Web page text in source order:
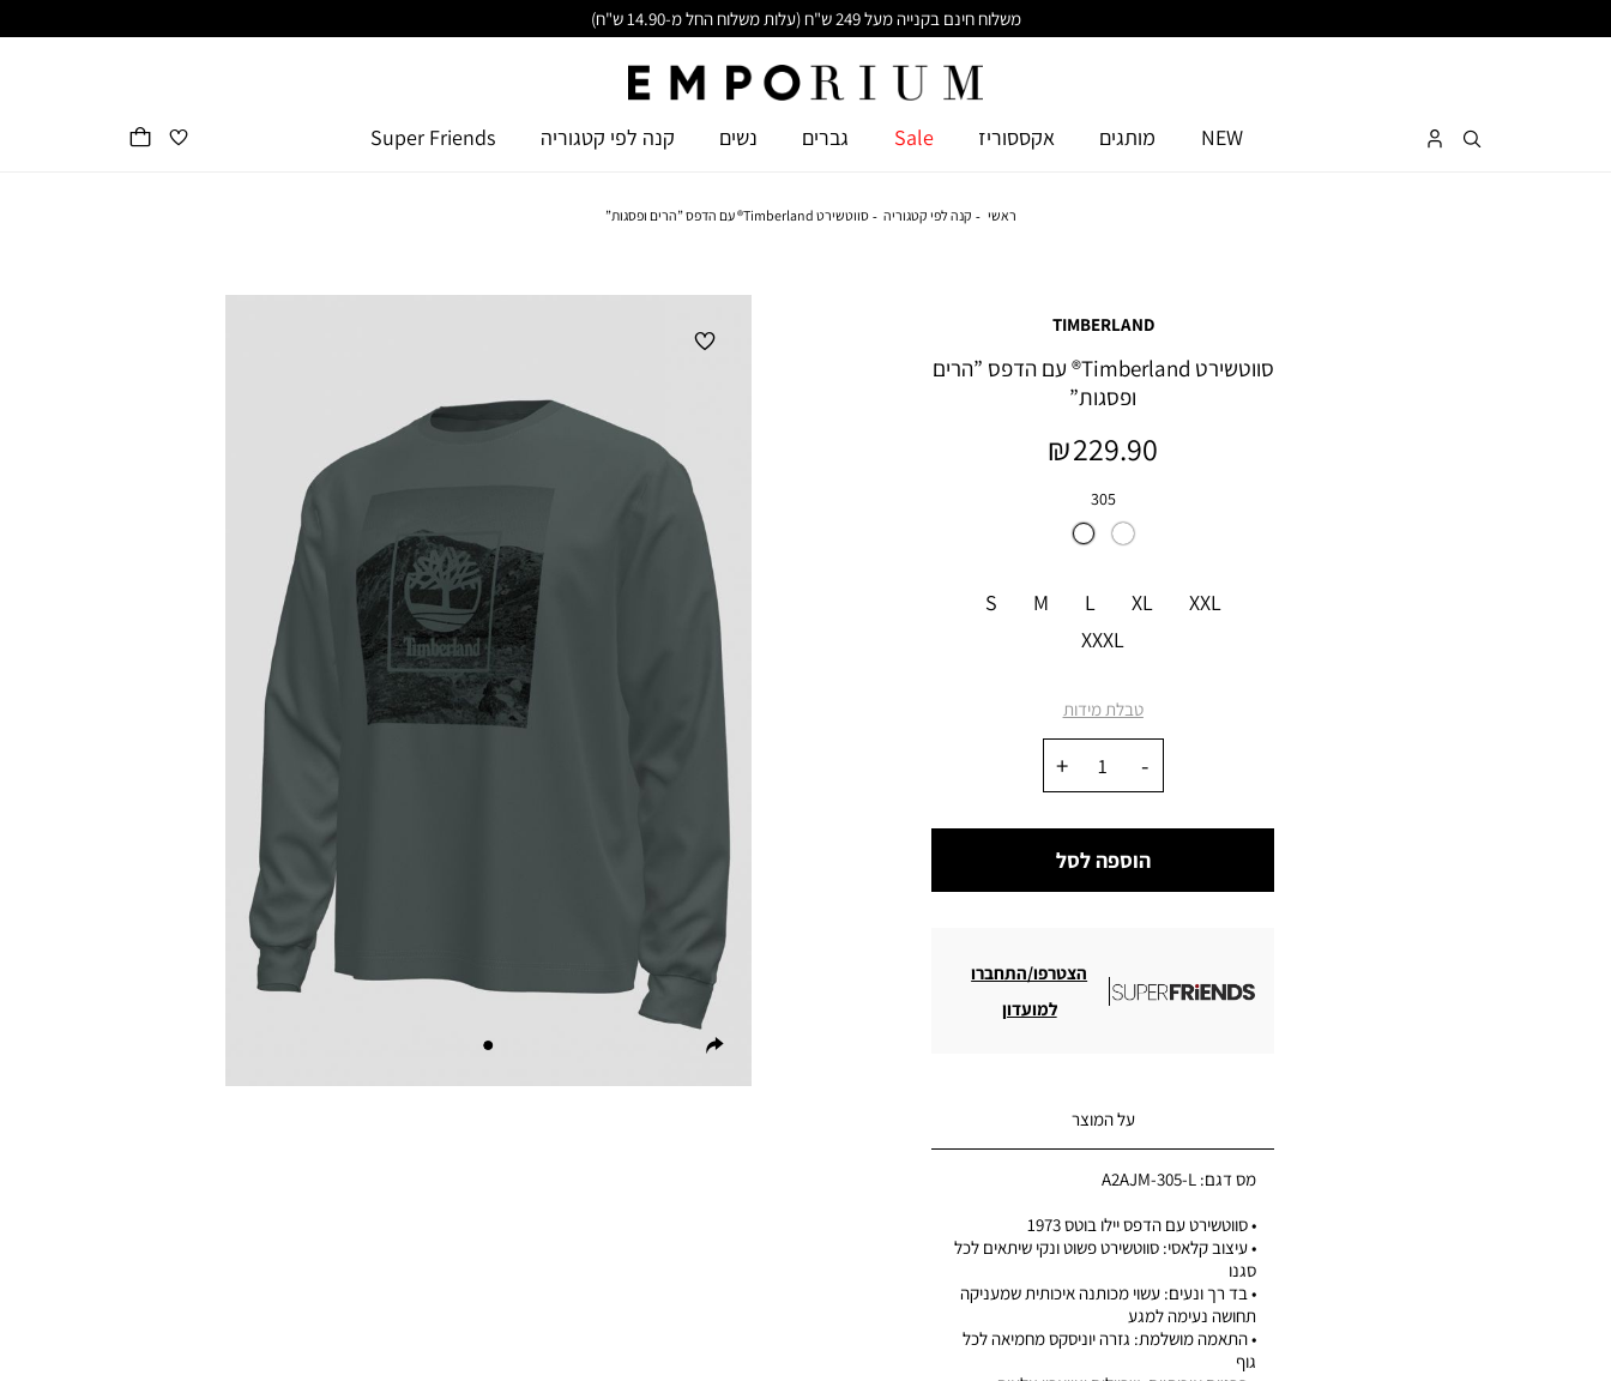
משלוח חינם בקנייה מעל 249 ש"ח (עלות משלוח החל מ-14.90 ש"ח)
NEW מותגים אקססוריז Sale גברים נשים קנה לפי קטגוריה Super Friends
ראשי קנה לפי קטגוריה סווטשירט Timberland® עם הדפס ”הרים ופסגות”
TIMBERLAND
סווטשירט Timberland® עם הדפס ”הרים
ופסגות”
מחיר
מוצר
229.90 ₪
צבע
305
S M L XL
XXL
XXXL
טבלת מידות
הוספה לסל
הצטרפו/התחברו
למועדון
על המוצר
מס דגם: A2AJM-305-L
• סווטשירט עם הדפס יילו בוטס 1973
• עיצוב קלאסי: סווטשירט פשוט ונקי שיתאים לכל
סגנו
• בד רך ונעים: עשוי מכותנה איכותית שמעניקה
תחושה נעימה למגע
• התאמה מושלמת: גזרה יוניסקס מחמיאה לכל
גוף